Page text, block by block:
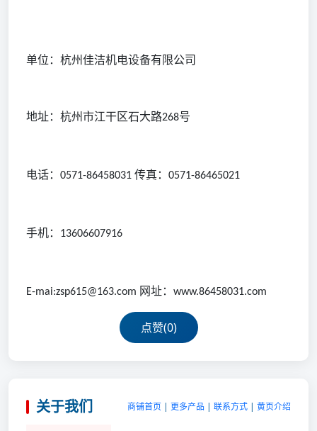
单位：杭州佳洁机电设备有限公司
地址：杭州市江干区石大路268号
电话： 0571-86458031 传真： 0571-86465021
手机： 13606607916
E-mai:zsp615@163.com 网址： www.86458031.com
点赞(0)
关于我们 商铺首页 | 更多产品 | 联系方式 | 黄页介绍